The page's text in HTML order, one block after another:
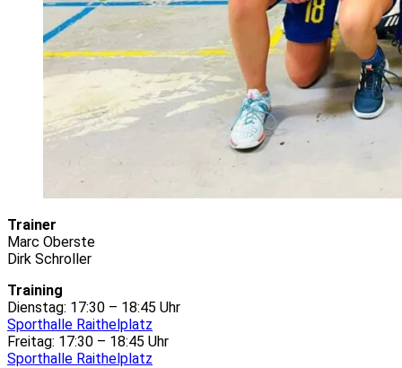
Trainer
Marc Oberste
Dirk Schroller
Training
Dienstag: 17:30 – 18:45 Uhr
Sporthalle Raithelplatz
Freitag: 17:30 – 18:45 Uhr
Sporthalle Raithelplatz